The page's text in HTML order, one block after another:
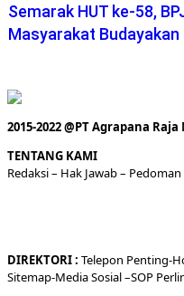
Semarak HUT ke-58,
Masyarakat Budayakan
2015-2022 @PT Agrapana Raja
TENTANG KAMI
Redaksi– Hak Jawab –
DIREKTORI: Telepon Penting-
Sitemap-Media Sosial –SOP